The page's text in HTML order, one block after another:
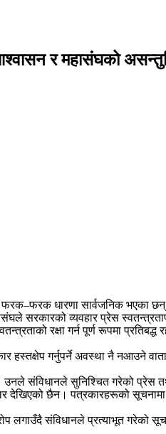
र महासंघको
धारणा सार्वजनिक भएका
सरकारको व्यवहार प्रेस
रक्षा गर्न पूर्ण रूपमा
गर्नुपर्ने अवस्था नै नआउने
संविधानले सुनिश्चित गरेको प्रेस
देखिएको छैन। पत्रकारहरूको
संविधानले प्रत्याभूत गरेको